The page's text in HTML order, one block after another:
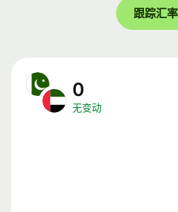
跟踪汇率
0
无变动